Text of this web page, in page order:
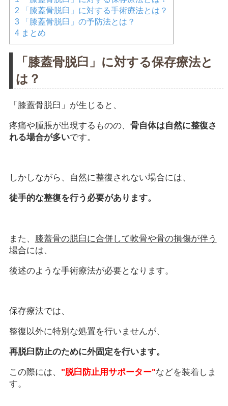
2 「膝蓋骨脱臼」に対する手術療法とは？
3「膝蓋骨脱臼」の予防法とは？
4まとめ
「膝蓋骨脱臼」に対する保存療法と
は？
「膝蓋骨脱臼」が生じると、
疼痛や腫脹が出現するものの、 骨自体は自然に整復さ
れる場合が多いです。
しかしながら、自然に整復されない場合には、
徒手的な整復を行う必要があります。
また、 膝蓋骨の脱臼に合併して軟骨や骨の損傷が伴う
場合には、
後述のような手術療法が必要となります。
保存療法では、
整復以外に特別な処置を行いませんが、
再脱臼防止のために外固定を行います。
この際には、 "脱臼防止用サポーター"などを装着しま
す。